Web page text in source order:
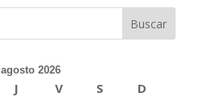
agosto 2026
J V S
D